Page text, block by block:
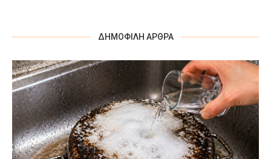
ΔΗΜΟΦΙΛΉ ΆΡΘΡΑ